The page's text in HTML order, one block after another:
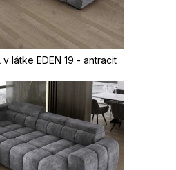
látke EDEN 19 - antracit